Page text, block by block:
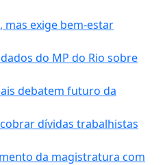
mas exige bem-estar
do MP do Rio sobre
debatem futuro da
dívidas trabalhistas
da magistratura com